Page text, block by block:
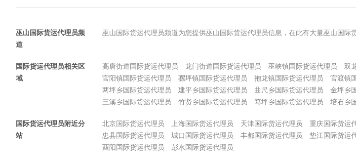
巫山国际货运代理员频
道
巫山国际货运代理员频道为您提供巫山国际货运代理员信息，在此有大量巫山国际
国际货运代理员相关区
域
高唐街道国际货运代理员 龙门街道国际货运代理员 巫峡镇国际货运代理员 双
官阳镇国际货运代理员
骡坪镇国际货运代理员 抱龙镇国际货运代理员 官渡镇
两坪乡国际货运代理员
建平乡国际货运代理员 曲尺乡国际货运代理员 金坪乡
三溪乡国际货运代理员
竹贤乡国际货运代理员 笃坪乡国际货运代理员 培石乡
国际货运代理员附近分
站
北京国际货运代理员 上海国际货运代理员 天津国际货运代理员 重庆国际货运
忠县国际货运代理员
城口国际货运代理员 丰都国际货运代理员 垫江国际货运
酉阳国际货运代理员
彭水国际货运代理员